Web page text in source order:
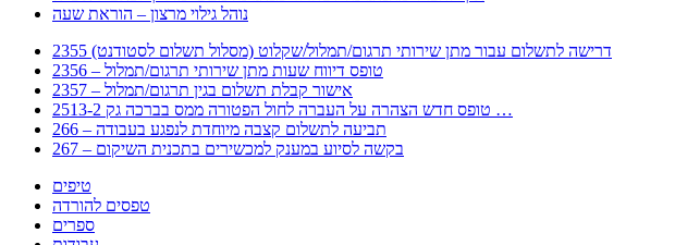
נוהל גילוי מרצון – הוראת שעה
2355 דרישה לתשלום עבור מתן שירותי תרגום/תמלול/שקלוט (מסלול תשלום לסטודנט)
2356 – טופס דיווח שעות מתן שירותי תרגום/תמלול
2357 – אישור קבלת תשלום בגין תרגום/תמלול
2513-2 טופס חדש הצהרה על העברה לחול הפטורה ממס בברכה גק …
266 – תביעה לתשלום קצבה מיוחדת לנפגע בעבודה
267 – בקשה לסיוע במענק למכשירים בתכנית השיקום
טיפים
טפסים להורדה
ספרים